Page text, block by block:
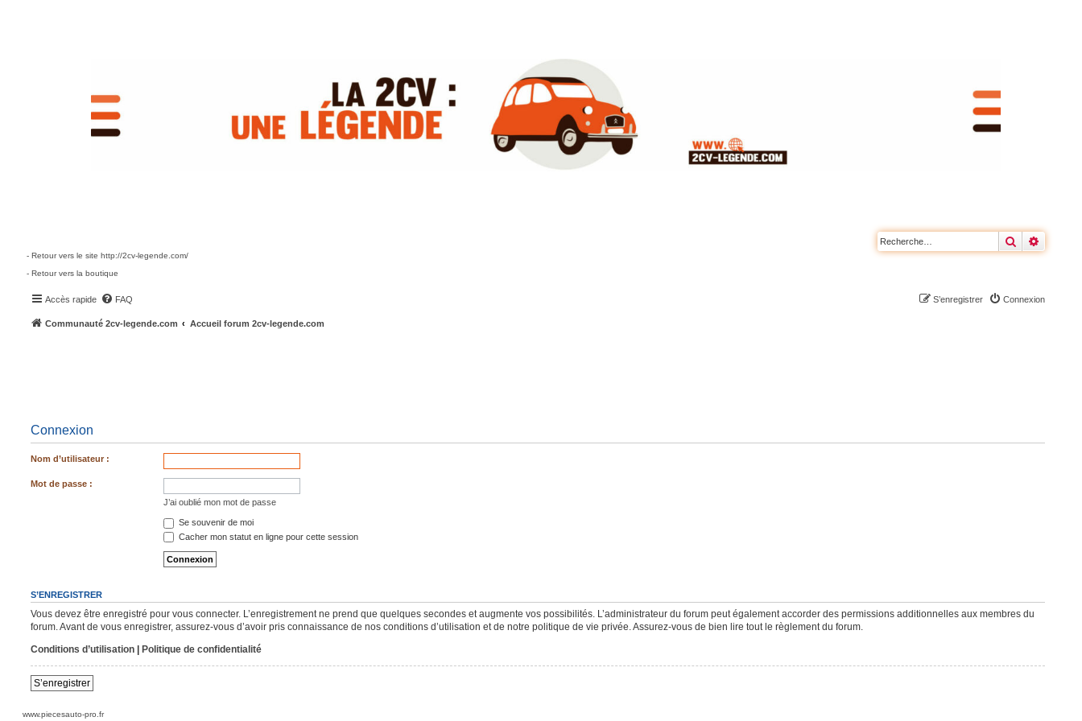
Rechercher
- Retour vers le site http://2cv-legende.com/
- Retour vers la boutique
Accès rapide FAQ Connexion
S’enregistrer
Communauté 2cv-legende.com Accueil forum 2cv-legende.com
Connexion
Nom d’utilisateur :
Mot de passe :
J’ai oublié mon mot de passe
Se souvenir de moi
Cacher mon statut en ligne pour cette session
S’ENREGISTRER
Vous devez être enregistré pour vous connecter. L’enregistrement ne prend que quelques secondes et augmente vos possibilités. L’administrateur du forum peut également accorder des permissions additionnelles aux membres du
forum. Avant de vous enregistrer, assurez-vous d’avoir pris connaissance de nos conditions d’utilisation et de notre politique de vie privée. Assurez-vous de bien lire tout le règlement du forum.
Conditions d’utilisation| Politique de confidentialité
S’enregistrer
www.piecesauto-pro.fr